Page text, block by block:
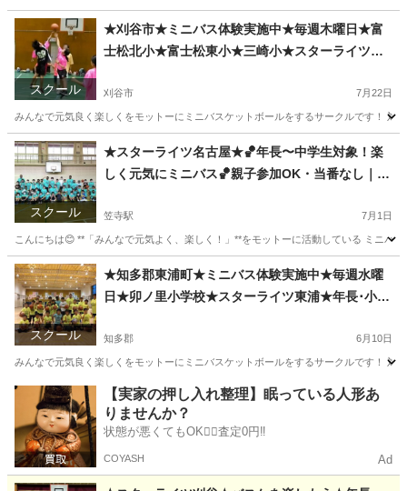
愛知 豊明市 徳重駅 バスケットボール
ミニバスケットボール
スクール
★刈谷市★ミニバス体験実施中★毎週木曜日★富
士松北小★富士松東小★三崎小★スターライツ刈
サークル★
刈谷市 7月22日
みんなで元気良く楽しくをモットーにミニバスケットボールをするサークルです！
愛知 刈谷市 その他 ミニバスケットボール
スクール
★スターライツ名古屋★🏀年長〜中学生対象！楽
しく元気にミニバス🏀親子参加OK・当番なし｜体
笠寺駅 7月1日
こんにちは😊 **「みんなで元気よく、楽しく！」**をモットーに活動している ミニバ
愛知 名古屋市 笠寺駅 その他 バスケ
スクール
★知多郡東浦町★ミニバス体験実施中★毎週水曜
日★卯ノ里小学校★スターライツ東浦★年長･小学
市近郊★
知多郡 6月10日
みんなで元気良く楽しくをモットーにミニバスケットボールをするサークルです！
愛知 知多郡 その他 ミニバスケットボール
【実家の押し入れ整理】眠っている人形あ
りませんか？
状態が悪くてもOK🙆‍♀️査定0円‼️
COYASH Ad